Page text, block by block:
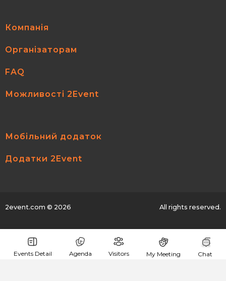
Компанія
Організаторам
FAQ
Можливості 2Event
Мобільний додаток
Додатки 2Event
2event.com © 2026 All rights reserved.
Events Detail Agenda Visitors My Meeting Chat